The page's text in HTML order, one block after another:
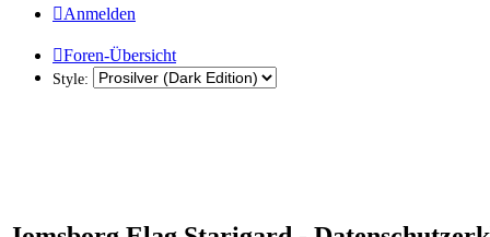
Anmelden
Foren-Übersicht
Style: